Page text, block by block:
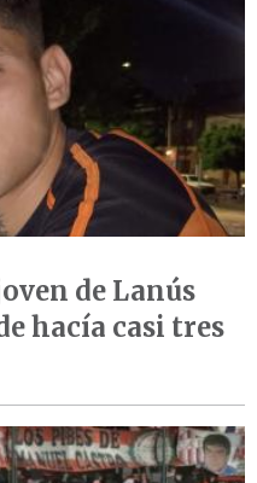
de Lanús
hacía casi tres